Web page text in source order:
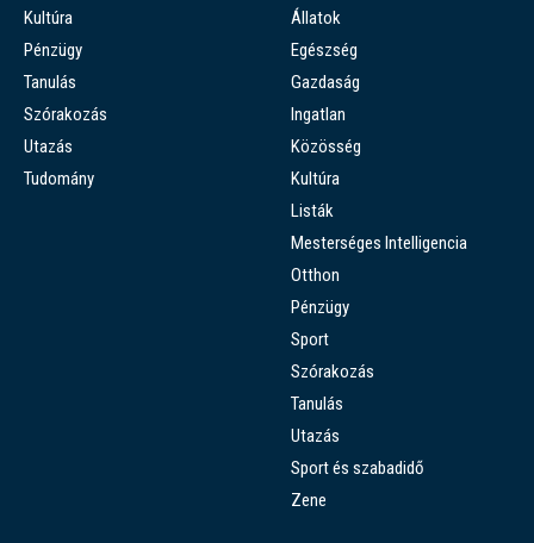
Kultúra
Pénzügy
Tanulás
Szórakozás
Utazás
Tudomány
Állatok
Egészség
Gazdaság
Ingatlan
Közösség
Kultúra
Listák
Mesterséges Intelligencia
Otthon
Pénzügy
Sport
Szórakozás
Tanulás
Utazás
Sport és szabadidő
Zene